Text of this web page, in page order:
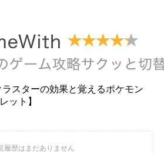
ラスターの効果と覚えるポケモン
ット】